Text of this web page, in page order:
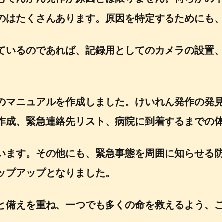
たくさんあります。原因を特定するためにも
るのであれば、記録用としてのカメラの設置
ニュアルを作成しました。けいれん発作の発
、緊急連絡先リスト、病院に到着するまでの
す。その他にも、緊急事態を周囲に知らせる
アップとなりました。
えを重ね、一つでも多くの命を救えるよう、